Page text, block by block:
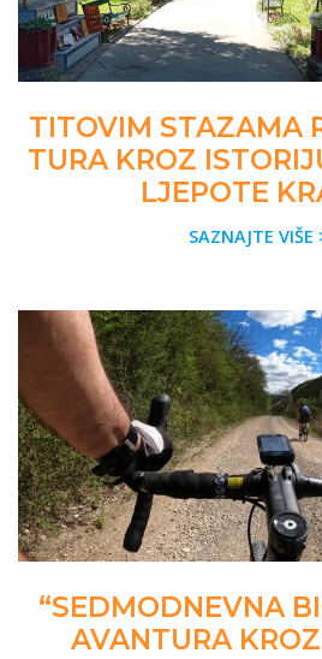
TITOVIM STAZAMA
TURA KROZ
LJEPOTE
SAZNAJTE VIŠE
“SEDMODNEVNA
AVANTURA